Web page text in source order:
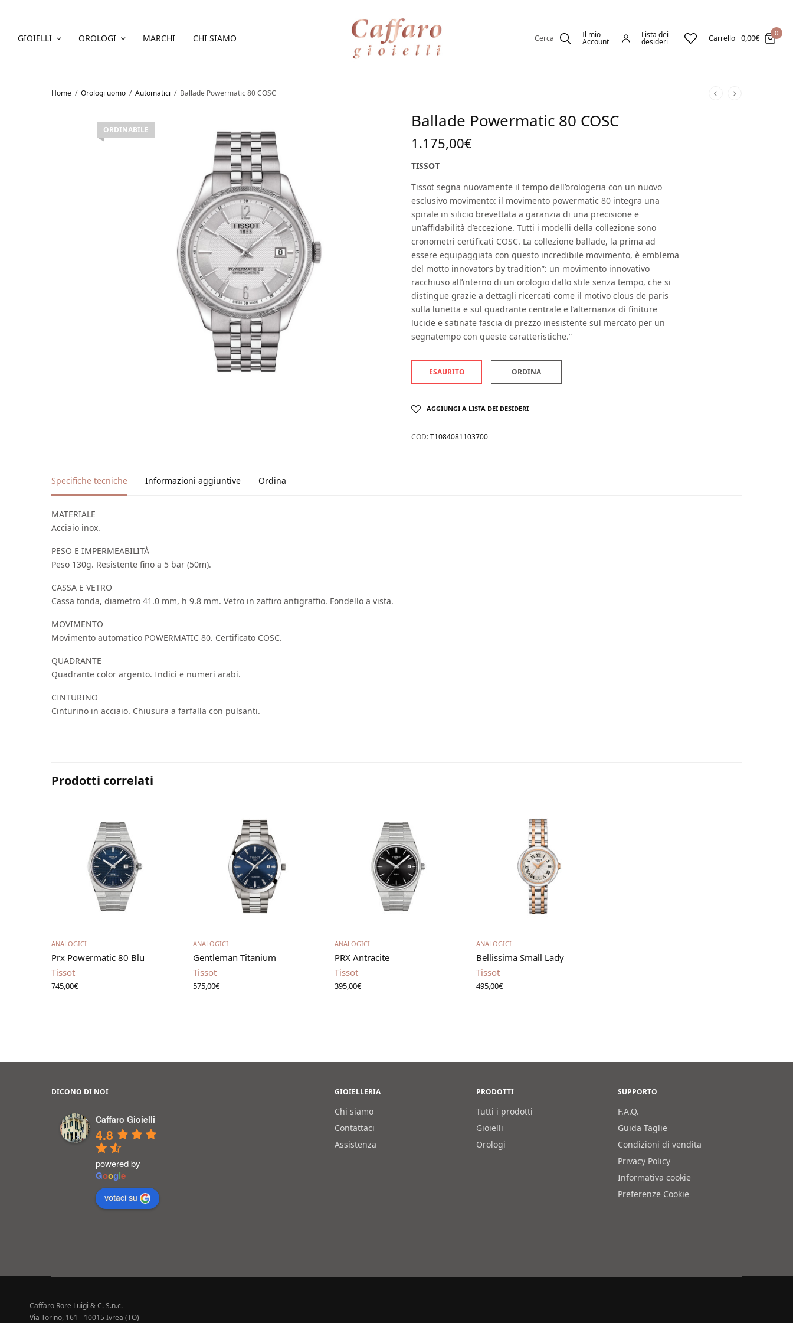
GIOIELLI OROLOGI MARCHI CHI SIAMO Cerca Il mio
Account
Lista dei
desideri Carrello 0,00€ 0
Home / Orologi uomo / Automatici / Ballade Powermatic 80 COSC
ORDINABILE Ballade Powermatic 80 COSC
1.175,00€
TISSOT
Tissot segna nuovamente il tempo dell’orologeria con un nuovo
esclusivo movimento: il movimento powermatic 80 integra una
spirale in silicio brevettata a garanzia di una precisione e
un’affidabilità d’eccezione. Tutti i modelli della collezione sono
cronometri certificati COSC. La collezione ballade, la prima ad
essere equipaggiata con questo incredibile movimento, è emblema
del motto innovators by tradition”: un movimento innovativo
racchiuso all’interno di un orologio dallo stile senza tempo, che si
distingue grazie a dettagli ricercati come il motivo clous de paris
sulla lunetta e sul quadrante centrale e l’alternanza di finiture
lucide e satinate fascia di prezzo inesistente sul mercato per un
segnatempo con queste caratteristiche.”
ESAURITO ORDINA
AGGIUNGI A LISTA DEI DESIDERI
COD:T1084081103700
Specifiche tecniche Informazioni aggiuntive Ordina
MATERIALE
Acciaio inox.
PESO E IMPERMEABILITÀ
Peso 130g. Resistente fino a 5 bar (50m).
CASSA E VETRO
Cassa tonda, diametro 41.0 mm, h 9.8 mm. Vetro in zaffiro antigraffio. Fondello a vista.
MOVIMENTO
Movimento automatico POWERMATIC 80. Certificato COSC.
QUADRANTE
Quadrante color argento. Indici e numeri arabi.
CINTURINO
Cinturino in acciaio. Chiusura a farfalla con pulsanti.
Prodotti correlati
Aggiungi al carrello
ANALOGICI
Prx Powermatic 80 Blu
Tissot
745,00€
Aggiungi al carrello
ANALOGICI
Gentleman Titanium
Tissot
575,00€
Aggiungi al carrello
ANALOGICI
PRX Antracite
Tissot
395,00€
Aggiungi al carrello
ANALOGICI
Bellissima Small Lady
Tissot
495,00€
DICONO DI NOI
Caffaro Gioielli
4.8
powered by
Google
votaci su
GIOIELLERIA
Chi siamo
Contattaci
Assistenza
PRODOTTI
Tutti i prodotti
Gioielli
Orologi
SUPPORTO
F.A.Q.
Guida Taglie
Condizioni di vendita
Privacy Policy
Informativa cookie
Preferenze Cookie
Caffaro Rore Luigi & C. S.n.c.
Via Torino, 161 - 10015 Ivrea (TO)